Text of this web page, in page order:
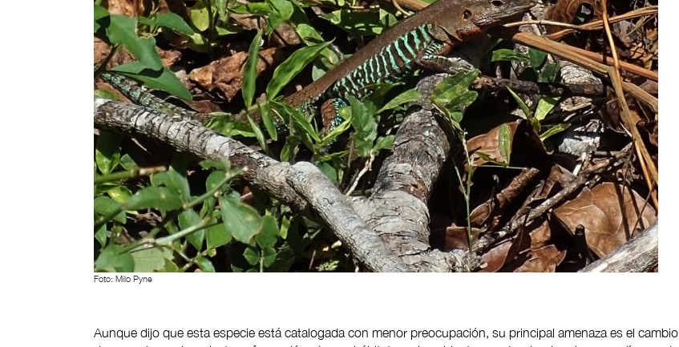
Foto: Milo Pyne
Aunque dijo que esta especie está catalogada con menor preocupación, su principal amenaza es el cambio